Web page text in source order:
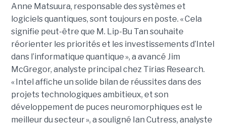
Anne Matsuura, responsable des systèmes et
logiciels quantiques, sont toujours en poste. « Cela
signifie peut-être que M. Lip-Bu Tan souhaite
réorienter les priorités et les investissements d’Intel
dans l’informatique quantique », a avancé Jim
McGregor, analyste principal chez Tirias Research.
« Intel affiche un solide bilan de réussites dans des
projets technologiques ambitieux, et son
développement de puces neuromorphiques est le
meilleur du secteur », a souligné Ian Cutress, analyste